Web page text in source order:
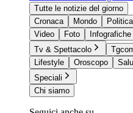
Tutte le notizie del giorno
Cronaca
Mondo Politica
Video
Foto Infografiche
Tv & Spettacolo
Lifestyle
Oroscopo
Speciali
Chi siamo